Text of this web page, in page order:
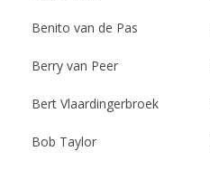
Benito van de Pas
Berry van Peer
Bert Vlaardingerbroek
Bob Taylor